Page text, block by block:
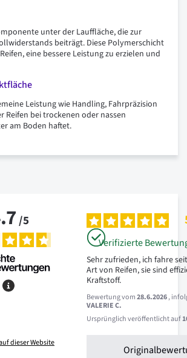
unter der Lauffläche, die zur
beiträgt. Diese Polymerschicht
eine bessere Leistung zu erzielen und
Leistung wie Handling, Fahrpräzision
Reifen bei trockenen oder nassen
am Boden haftet.
/5
dieser Website
Verifizierte
Sehr zufrieden, ich fahre
Art von Reifen, sie sind
Kraftstoff.
Bewertung vom28.6.2026,
VALERIE C.
Ursprünglich veröffentlicht auf